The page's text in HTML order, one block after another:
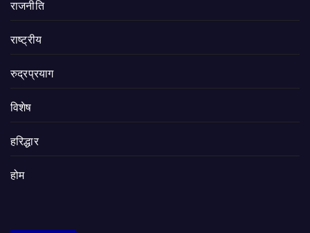
राजनीति
राष्ट्रीय
रुद्रप्रयाग
विशेष
हरिद्धार
होम